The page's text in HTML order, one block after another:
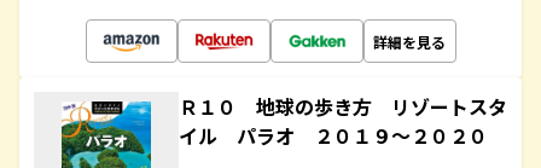
詳細を見る
Ｒ１０ 地球の歩き方 リゾートスタ
イル パラオ ２０１９～２０２０